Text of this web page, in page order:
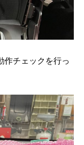
作チェックを行っ